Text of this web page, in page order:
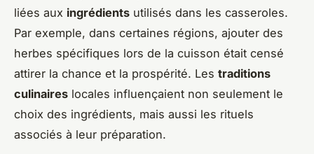
liées aux ingrédients utilisés dans les casseroles.
Par exemple, dans certaines régions, ajouter des
herbes spécifiques lors de la cuisson était censé
attirer la chance et la prospérité. Les traditions
culinaires locales influençaient non seulement le
choix des ingrédients, mais aussi les rituels
associés à leur préparation.